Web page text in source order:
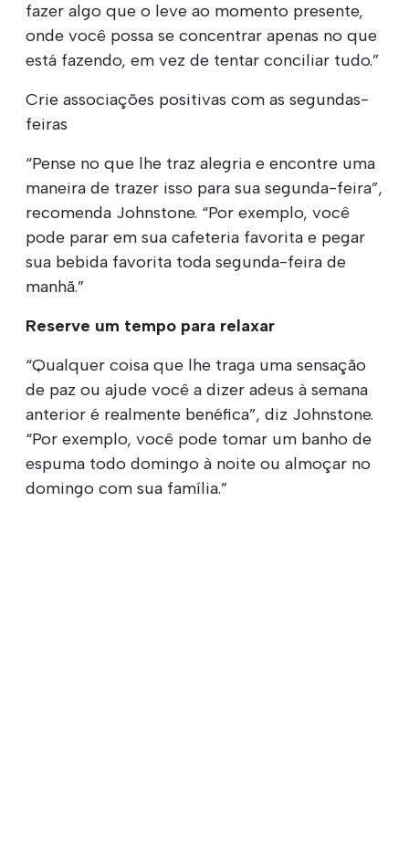
fazer algo que o leve ao momento presente,
onde você possa se concentrar apenas no que
está fazendo, em vez de tentar conciliar tudo.”
Crie associações positivas com as segundas-
feiras
“Pense no que lhe traz alegria e encontre uma
maneira de trazer isso para sua segunda-feira”,
recomenda Johnstone. “Por exemplo, você
pode parar em sua cafeteria favorita e pegar
sua bebida favorita toda segunda-feira de
manhã.”
Reserve um tempo para relaxar
“Qualquer coisa que lhe traga uma sensação
de paz ou ajude você a dizer adeus à semana
anterior é realmente benéfica”, diz Johnstone.
“Por exemplo, você pode tomar um banho de
espuma todo domingo à noite ou almoçar no
domingo com sua família.”